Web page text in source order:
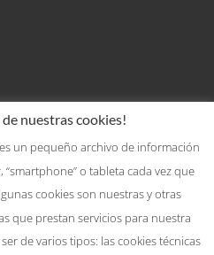
de nuestras cookies!
un pequeño archivo de información
o tableta cada vez que
cookies son nuestras y otras
que prestan servicios para nuestra
de varios tipos: las cookies técnicas